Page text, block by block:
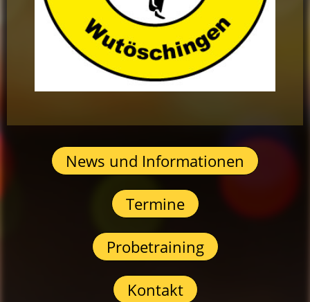
News und Informationen
Termine
Probetraining
Kontakt